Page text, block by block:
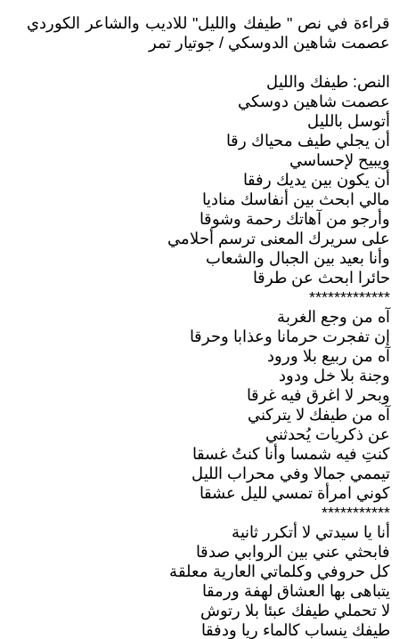
قراءة في نص " طيفك والليل" للاديب والشاعر الكوردي
عصمت شاهين الدوسكي / جوتيار تمر
النص: طيفك والليل
عصمت شاهين دوسكي
أتوسل بالليل
أن يجلي طيف محياك رقا
ويبيح لإحساسي
أن يكون بين يديك رفقا
مالي ابحث بين أنفاسك مناديا
وأرجو من آهاتك رحمة وشوقا
على سريرك المعنى ترسم أحلامي
وأنا بعيد بين الجبال والشعاب
حائرا ابحث عن طرقا
*************
آه من وجع الغربة
إن تفجرت حرمانا وعذابا وحرقا
آه من ربيع بلا ورود
وجنة بلا خل ودود
وبحر لا اغرق فيه غرقا
آه من طيفك لا يتركني
عن ذكريات يُحدثني
كنتِ فيه شمسا وأنا كنتُ غسقا
تيممي جمالا وفي محراب الليل
كوني امرأة تمسي لليل عشقا
***********
أنا يا سيدتي لا أتكرر ثانية
فابحثي عني بين الروابي صدقا
كل حروفي وكلماتي العارية معلقة
يتباهى بها العشاق لهفة ورمقا
لا تحملي طيفك عبئا بلا رتوش
طيفك ينساب كالماء ريا ودفقا